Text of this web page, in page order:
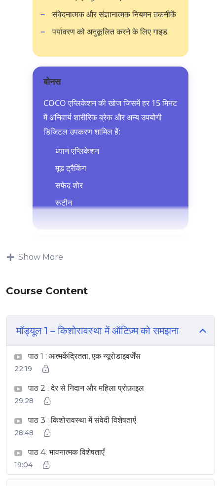
संवेदनात्मक और संज्ञानात्मक नियमन तकनीकें
पर्यावरण को अनुकूलित करने के लिए गाइड
बोनस
COCO एप्लिकेशन की खोज जिसमें हर 15 मिनट
में अनिवार्य शारीरिक ब्रेक और अन्य उपयोगी
डिजिटल उपकरण शामिल हैं:
ध्यान एप्लिकेशन
मूड ट्रैकिंग
सफेद शोर
रूटीन
Show More
Course Content
मॉड्यूल 1 – किशोरावस्था में ऑटिज़्म को समझना
पाठ 1 : आत्मकेंद्रितता, एक न्यूरोडाइवर्जेंस
22:19
पाठ 2 : देर से निदान और महिला प्रोफ़ाइल
29:28
पाठ 3 : किशोरावस्था में संवेदी विशेषताएँ
28:48
पाठ 4: भावनात्मक विशेषताएँ
19:04